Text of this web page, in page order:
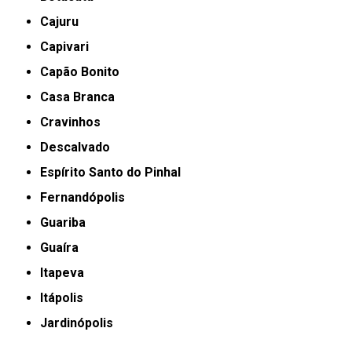
Cajuru
Capivari
Capão Bonito
Casa Branca
Cravinhos
Descalvado
Espírito Santo do Pinhal
Fernandópolis
Guariba
Guaíra
Itapeva
Itápolis
Jardinópolis